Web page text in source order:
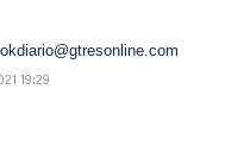
19:29